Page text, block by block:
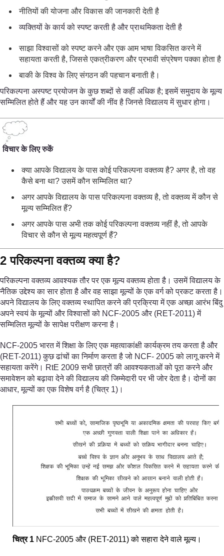
नीतियों की योजना और विकास की जानकारी देती है
व्यक्तियों के कार्य को स्पष्ट करती है और प्राथमिकता देती है
साझा विश्वासों को स्पष्ट करने और एक आम भाषा विकसित करने में
सहायता करती है, जिससे एकत्रीकरण और प्रभावी संप्रेषण पक्का होता है
बाकी के विश्व के लिए संगठन की पहचान बनाती है।
परिकल्पना अस्पष्ट प्रयोजन के कुछ शब्दों से कहीं अधिक है; इसमें समुदाय के मूल्य
सम्मिलित होते हैं और यह उन कार्यों की नींव है जिनसे विद्यालय में सुधार होगा।
विचार के लिए रुकें
क्या आपके विद्यालय के पास कोई परिकल्पना वक्तव्य है? अगर है, तो वह
कैसे बना था? उसमें कौन सम्मिलित था?
अगर आपके विद्यालय के पास परिकल्पना वक्तव्य है, तो वक्तव्य में कौन से
मूल्य सम्मिलित हैं?
अगर आपके पास अभी तक कोई परिकल्पना वक्तव्य नहीं है, तो आपके
विचार से कौन से मूल्य महत्वपूर्ण हैं?
2 परिकल्पना वक्तव्य क्या है?
परिकल्पना वक्तव्य आवश्यक तौर पर एक मूल्य वक्तव्य होता है। उसमें विद्यालय के
नैतिक उद्देश्य का सार होता है और वह साझा मूल्यों के एक वर्ग को प्रकट करता है।
अपने विद्यालय के लिए वक्तव्य स्थापित करने की प्रक्रिया में एक अच्छा आरंभ बिंदु
अपने स्वयं के मूल्यों और विश्वासों को NCF-2005 और (RET-2011) में
सम्मिलित मूल्यों के सापेक्ष परीक्षण करना है।
NCF-2005 भारत में शिक्षा के लिए एक महत्वाकांक्षी कार्यक्रम तय करता है और
(RET-2011) कुछ ढांचों का निर्माण करता है जो NCF- 2005 को लागू करने में
सहायता करेंगे। RtE 2009 सभी छात्रों की आवश्यकताओं को पूरा करने और
समावेशन को बढ़ावा देने की विद्यालय की जिम्मेदारी पर भी जोर देता है। दोनों का
आधार, मूल्यों का एक विशेष वर्ग है (चित्र 1)।
चित्र 1 NFC-2005 और (RET-2011) को सहारा देने वाले मूल्य।